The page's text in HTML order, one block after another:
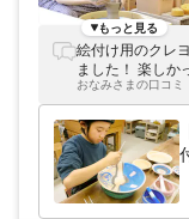
もっと見る
絵付け用のクレ
ました！ 楽しか
おなみさまの口コミ